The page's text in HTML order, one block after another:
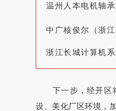
温州人本电机轴
中广核俊尔（浙
浙江长城计算机
下一步，经开区
设、美化厂区环境，